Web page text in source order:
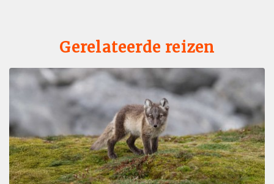
Gerelateerde reizen